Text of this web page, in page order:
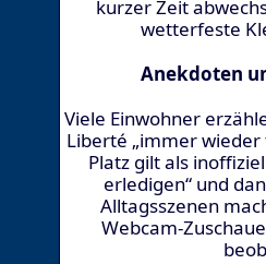
kurzer Zeit
wetterfeste
Anekdoten
Viele Einwohner
Liberté „immer
Platz gilt als
erledigen“ und
Alltagsszenen
Webcam-